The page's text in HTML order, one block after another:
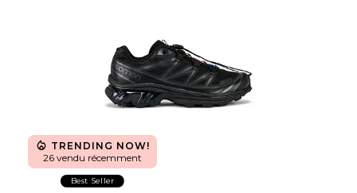
TRENDING NOW!
26 vendu récemment
Best Seller